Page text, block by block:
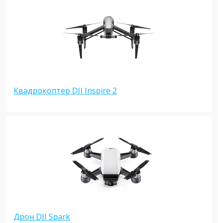
Квадрокоптер DJI Inspire 2
Дрон DJI Spark